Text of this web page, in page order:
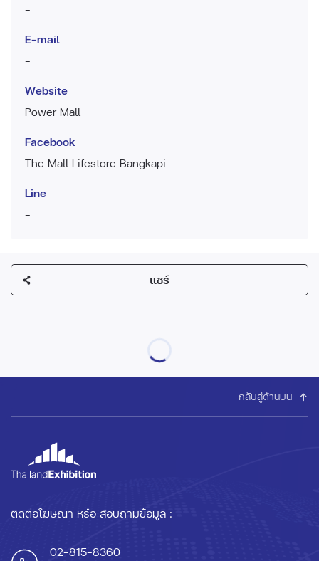
-
E-mail
-
Website
Power Mall
Facebook
The Mall Lifestore Bangkapi
Line
-
แชร์
กลับสู่ด้านบน
ติดต่อโฆษณา หรือ สอบถามข้อมูล :
02-815-8360